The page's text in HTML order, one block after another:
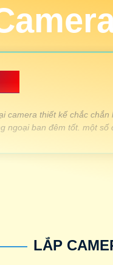
thiết kế chắc
ngoại ban đêm tốt. một
LẮP